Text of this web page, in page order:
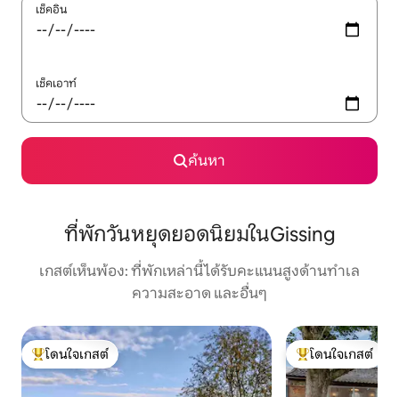
เช็คอิน
เช็คเอาท์
ค้นหา
ที่พักวันหยุดยอดนิยมในGissing
เกสต์เห็นพ้อง: ที่พักเหล่านี้ได้รับคะแนนสูงด้านทำเล
ความสะอาด และอื่นๆ
โดนใจเกสต์ที่สุด
โดนใจเกสต์
โดนใจเกสต์ที่สุด
โดนใจเกสต์